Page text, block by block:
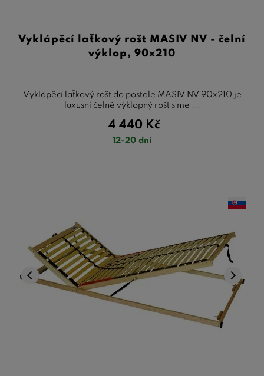
Vyklápěcí laťkový rošt MASIV NV - čelní
výklop, 90x210
Vyklápěcí laťkový rošt do postele MASIV NV 90x210 je
luxusní čelně výklopný rošt s me ...
4 440 Kč
12-20 dní